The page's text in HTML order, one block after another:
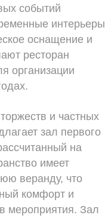
событий
оснащение и
ресторан
организации
и частных
зал первого
на
имеет
веранду, что
комфорт и
мероприятия. Зал